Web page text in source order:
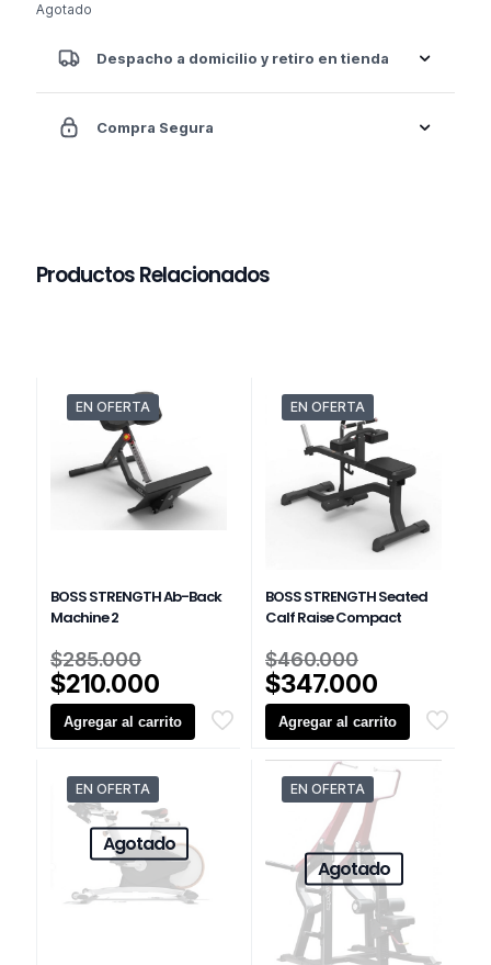
Agotado
Despacho a domicilio y retiro en tienda
Compra Segura
Productos Relacionados
EN OFERTA
BOSS STRENGTH Ab-Back
Machine 2
$285.000
precio
original
era:
$210.000
precio
actual
Agregar al carrito
EN OFERTA
BOSS STRENGTH Seated
Calf Raise Compact
$460.000
precio
original
era:
$460.000.
$347.000
precio
actual
es:
Agregar al carrito
EN OFERTA
Agotado
EN OFERTA
Agotado